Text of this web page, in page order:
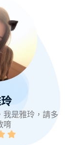
是雅玲，請多
唷